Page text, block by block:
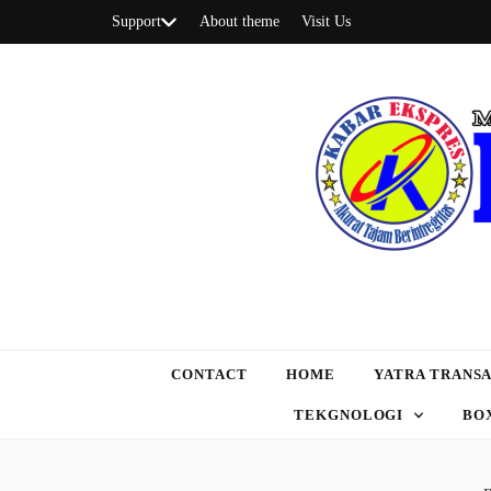
Support About theme Visit Us
CONTACT HOME YATRA
TEKGNOLOGI